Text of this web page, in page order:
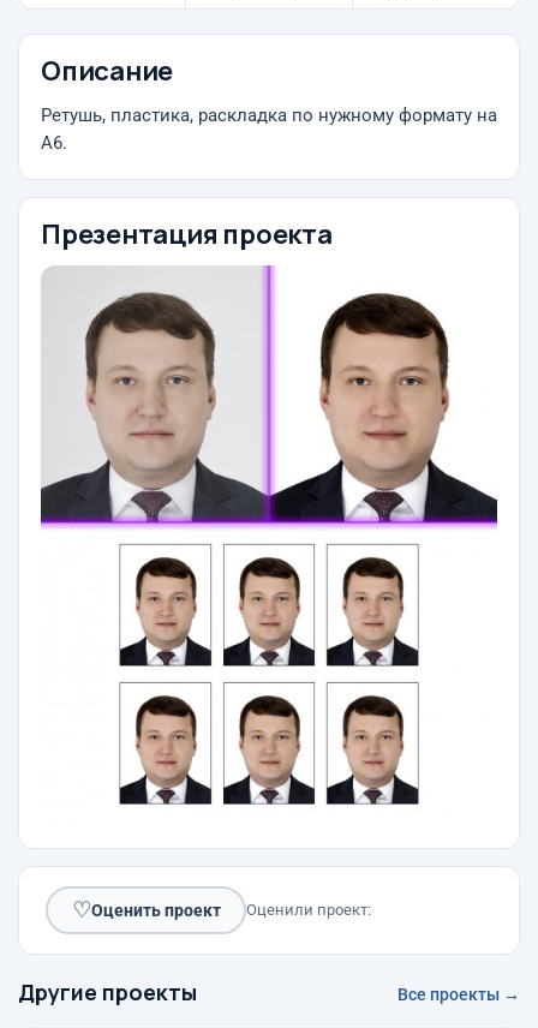
Описание
Ретушь, пластика, раскладка по нужному формату на
А6.
Презентация проекта
♡Оценить проект Оценили проект:
Другие проекты Все проекты →